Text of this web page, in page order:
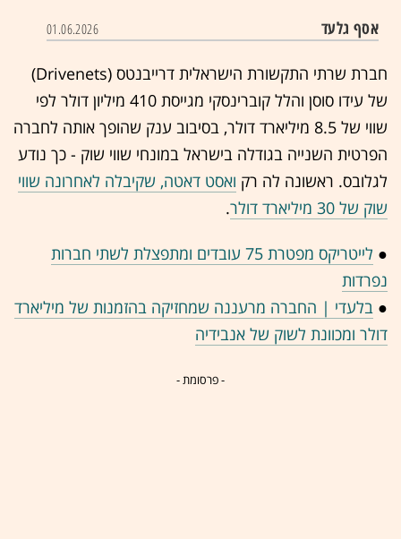
אסף גלעד 01.06.2026
חברת שרתי התקשורת הישראלית דרייבנטס (Drivenets)
של עידו סוסן והלל קוברינסקי מגייסת 410 מיליון דולר לפי
שווי של 8.5 מיליארד דולר, בסיבוב ענק שהופך אותה לחברה
הפרטית השנייה בגודלה בישראל במונחי שווי שוק - כך נודע
לגלובס. ראשונה לה רק ואסט דאטה, שקיבלה לאחרונה שווי
שוק של 30 מיליארד דולר
.
●
לייטריקס מפטרת 75 עובדים ומתפצלת לשתי חברות
נפרדות
● בלעדי | החברה מרעננה שמחזיקה בהזמנות של מיליארד
דולר ומכוונת לשוק של אנבידיה
- פרסומת -